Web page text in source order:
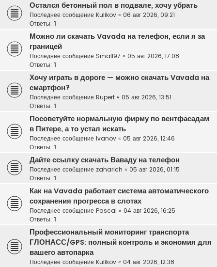
Остался бетонный пол в подвале, хочу убрать
Последнее сообщение Kulikov « 06 авг 2026, 09:21
Ответы: 1
Можно ли скачать Vavada на телефон, если я за
границей
Последнее сообщение Small97 « 05 авг 2026, 17:08
Ответы: 1
Хочу играть в дороге — можно скачать Vavada на
смартфон?
Последнее сообщение Rupert « 05 авг 2026, 13:51
Ответы: 1
Посоветуйте нормальную фирму по вентфасадам
в Питере, а то устал искать
Последнее сообщение Ivanov « 05 авг 2026, 12:46
Ответы: 1
Дайте ссылку скачать Ваваду на телефон
Последнее сообщение zaharich « 05 авг 2026, 01:15
Ответы: 1
Как на Vavada работает система автоматического
сохранения прогресса в слотах
Последнее сообщение Pascal « 04 авг 2026, 16:25
Ответы: 1
Профессиональный мониторинг транспорта
ГЛОНАСС/GPS: полный контроль и экономия для
вашего автопарка
Последнее сообщение Kulikov « 04 авг 2026, 12:38